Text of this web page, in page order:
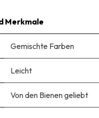
Merkmale
Gemischte Farben
Leicht
Von den Bienen geliebt